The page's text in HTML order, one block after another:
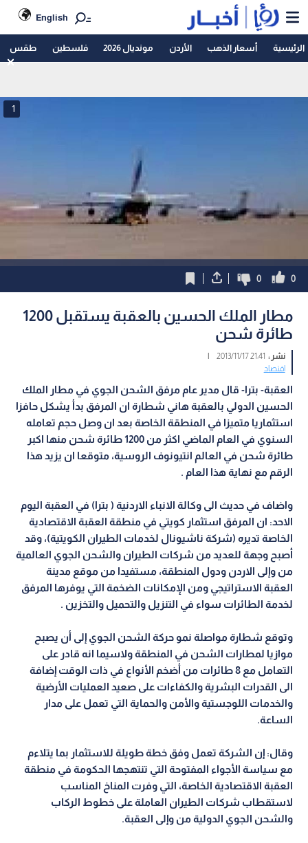
English
الرئيسية أسعار الذهب الأردن مونديال 2026 فلسطين طقس
1
0
0
مطار الملك الحسين بالعقبة يستقبل 1200
طائرة شحن
نشر : 21:41 2013/11/17
|
اقتصاد
العقبة- بترا- قال مدير عام مرفق الشحن الجوي في مطار الملك
الحسين الدولي بالعقبة هاني شطارة ان المرفق بدأ يشكل حافزا
استثماريا متميزا في المنطقة الخاصة بعد ان وصل حجم تعامله
السنوي في العام الماضي اكثر من 1200 طائرة شحن منها اكبر
طائرة شحن في العالم انتيونوف الروسية، متوقعا ان يزيد هذا
الرقم مع نهاية هذا العام .
واضاف في حديث الى وكالة الانباء الاردنية ( بترا) في العقبة اليوم
الاحد: ان المرفق استثمار كويتي في منطقة العقبة الاقتصادية
الخاصة تديره (شركة ناشيونال لخدمات الطيران الكويتية)، وقد
أصبح وجهة للعديد من شركات الطيران والشحن الجوي العالمية
من وإلى الاردن ودول المنطقة، مستفيدا من موقع مدينة
العقبة الاستراتيجي ومن الإمكانات الضخمة التي يوفرها المرفق
لخدمة الطائرات سواء في التنزيل والتحميل والتخزين .
وتوقع شطارة مواصلة نمو حركة الشحن الجوي إلى أن يصبح
موازيا لمطارات الشحن في المنطقة ولاسيما انه قادر على
التعامل مع 8 طائرات من أضخم الأنواع في ذات الوقت إضافة
الى القدرات البشرية والكفاءات على صعيد العمليات الأرضية
والخدمات اللوجستية والأمن والحماية التي تعمل على مدار
الساعة.
وقال: إن الشركة تعمل وفق خطة طويلة للاستثمار بما يتلاءم
مع سياسة الأجواء المفتوحة التي تنتهجها الحكومة في منطقة
العقبة الاقتصادية الخاصة، التي وفرت المناخ المناسب
لاستقطاب شركات الطيران العاملة على خطوط الركاب
والشحن الجوي الدولية من وإلى العقبة.